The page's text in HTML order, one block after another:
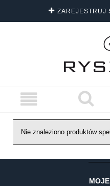
ZAREJESTRUJ
DARMOWA DOSTAWA
Nie znaleziono produktów